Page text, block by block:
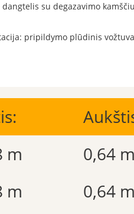
su degazavimo
pripildymo plūdinis
m
0,64 m
m
0,64 m